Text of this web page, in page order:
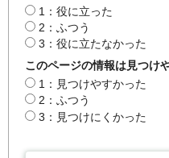
1：役に立った
2：ふつう
3：役に立たなかった
このページの情報は見つけ
1：見つけやすかった
2：ふつう
3：見つけにくかった